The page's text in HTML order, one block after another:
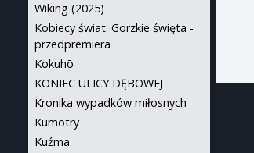
Wiking (2025)
Kobiecy świat: Gorzkie święta -
przedpremiera
Kokuhō
KONIEC ULICY DĘBOWEJ
Kronika wypadków miłosnych
Kumotry
Kuźma